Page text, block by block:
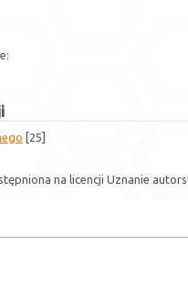
[25]
na licencji Uznanie